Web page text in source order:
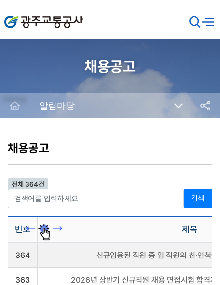
광주교통공사
검
색
창
메뉴
채용공고
공유
알림마당
채용공고
전체 364건
검색
공
번호 제목
364 신규임용된 직원 중 임·직원의 친·인척
363 2026년 상반기 신규직원 채용 면접시험 합격자